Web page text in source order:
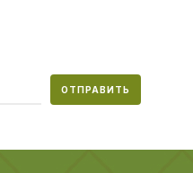
ОТПРАВИТЬ